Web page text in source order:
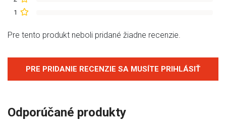
1
Pre tento produkt neboli pridané žiadne recenzie.
PRE PRIDANIE RECENZIE SA MUSÍTE PRIHLÁSIŤ
Odporúčané produkty